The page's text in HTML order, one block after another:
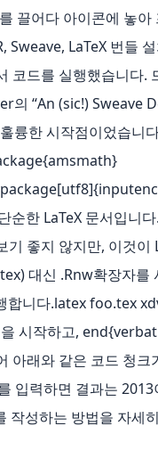
끌어다 아이콘에 놓아
LaTeX 번들
코드를 실행했습니다.
의 “An (sic!) Sweave
륭한 시작점이었습니
한 LaTeX 문서입니다
좋지 않지만, 이것이
대신 .Rnw확장자를
합니다.latex foo.tex
시작하고,
아래와 같은 코드 청크
입력하면 결과는 2013
작성하는 방법을 자세